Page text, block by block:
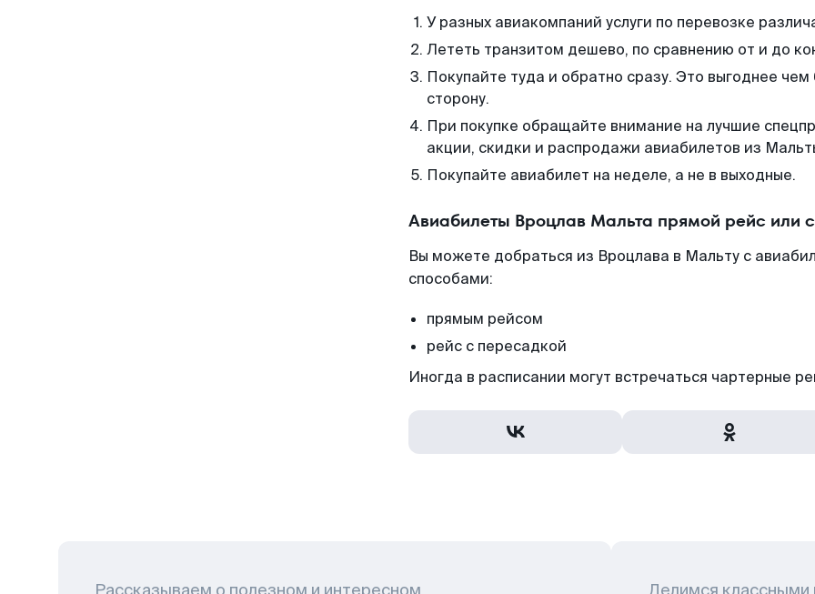
У разных авиакомпаний услуги по перевозке
Лететь транзитом дешево, по сравнению от и до
Покупайте туда и обратно сразу. Это выгоднее
сторону.
При покупке обращайте внимание на лучшие
акции, скидки и распродажи авиабилетов из
Покупайте авиабилет на неделе, а не в выходные.
Авиабилеты Вроцлав Мальта прямой рейс или
Вы можете добраться из Вроцлава в Мальту с
способами:
прямым рейсом
рейс с пересадкой
Иногда в расписании могут встречаться чартерные